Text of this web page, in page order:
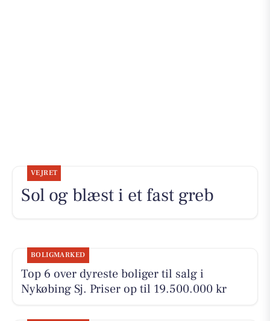
VEJRET
Sol og blæst i et fast greb
BOLIGMARKED
Top 6 over dyreste boliger til salg i
Nykøbing Sj. Priser op til 19.500.000 kr